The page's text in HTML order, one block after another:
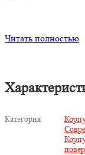
Читать полностью
Категория